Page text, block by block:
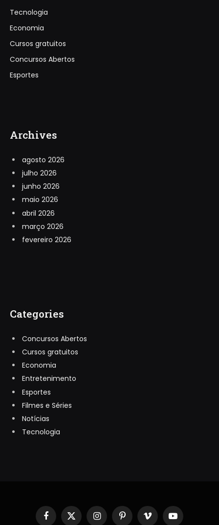
Tecnologia
Economia
Cursos gratuitos
Concursos Abertos
Esportes
Archives
agosto 2026
julho 2026
junho 2026
maio 2026
abril 2026
março 2026
fevereiro 2026
Categories
Concursos Abertos
Cursos gratuitos
Economia
Entretenimento
Esportes
Filmes e Séries
Notícias
Tecnologia
Facebook
X
InstagramPinterestVimeo YouTube